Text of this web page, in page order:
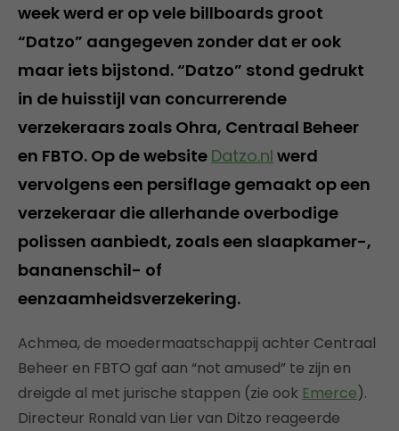
week werd er op vele billboards groot
“Datzo” aangegeven zonder dat er ook
maar iets bijstond. “Datzo” stond gedrukt
in de huisstijl van concurrerende
verzekeraars zoals Ohra, Centraal Beheer
en FBTO. Op de website Datzo.nl werd
vervolgens een persiflage gemaakt op een
verzekeraar die allerhande overbodige
polissen aanbiedt, zoals een slaapkamer-,
bananenschil- of
eenzaamheidsverzekering.
Achmea, de moedermaatschappij achter Centraal
Beheer en FBTO gaf aan “not amused” te zijn en
dreigde al met jurische stappen (zie ook Emerce).
Directeur Ronald van Lier van Ditzo reageerde